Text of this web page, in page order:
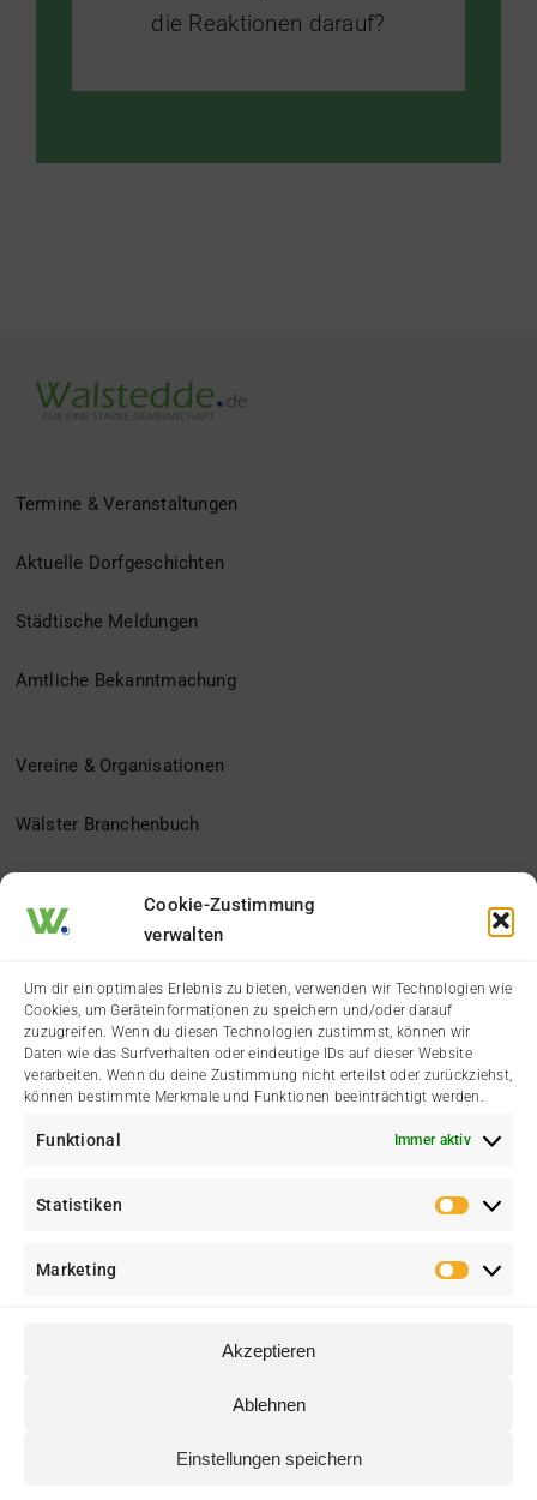
Cookie-Zustimmung
verwalten
Um dir ein optimales Erlebnis zu bieten, verwenden wir Technologien wie
Cookies, um Geräteinformationen zu speichern und/oder darauf
zuzugreifen. Wenn du diesen Technologien zustimmst, können wir
Daten wie das Surfverhalten oder eindeutige IDs auf dieser Website
verarbeiten. Wenn du deine Zustimmung nicht erteilst oder zurückziehst,
können bestimmte Merkmale und Funktionen beeinträchtigt werden.
Funktional Immer aktiv
Statistiken
Marketing
Akzeptieren
Ablehnen
Einstellungen speichern
die Reaktionen darauf?
Termine & Veranstaltungen
Aktuelle Dorfgeschichten
Städtische Meldungen
Amtliche Bekanntmachung
Vereine & Organisationen
Wälster Branchenbuch
Datenschutzerklärung
Cookie-Richtlinie (EU)
Kontakt